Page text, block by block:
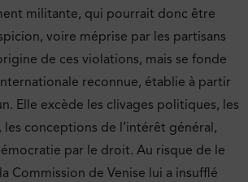
militante, qui pourrait donc être
voire méprise par les partisans
de ces violations, mais se fonde
reconnue, établie à partir
Elle excède les clivages politiques, les
les conceptions de l’intérêt général,
par le droit. Au risque de le
Commission de Venise lui a insufflé